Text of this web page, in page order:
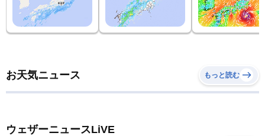
お天気ニュース もっと読む
ウェザーニュースLiVE